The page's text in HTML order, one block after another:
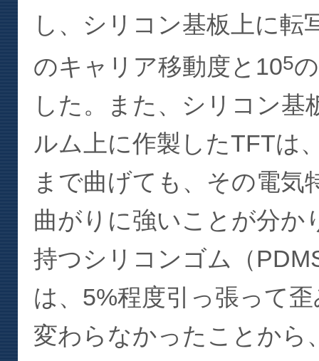
し、シリコン基板上に転
のキャリア移動度と105
した。また、シリコン
ルム上に作製したTFTは
まで曲げても、その電気
曲がりに強いことが分か
持つシリコンゴム（
は、5%程度引っ張って
変わらなかったことから